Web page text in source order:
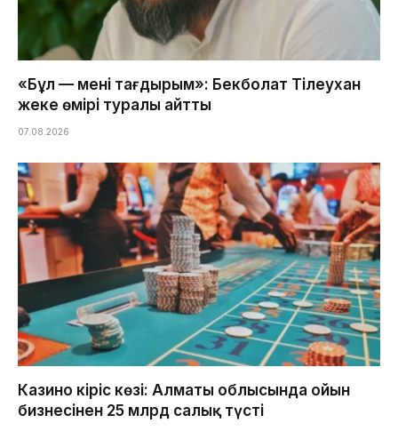
«Бұл — менің тағдырым»: Бекболат Тілеухан
жеке өмірі туралы айтты
07.08.2026
Казино кіріс көзі: Алматы облысында ойын
бизнесінен 25 млрд салық түсті